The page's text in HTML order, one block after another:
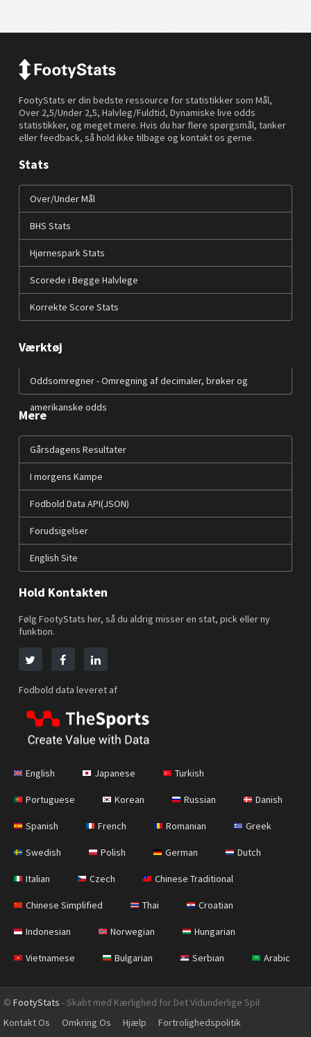
FootyStats er din bedste ressource for statistikker som Mål,
Over 2,5/Under 2,5, Halvleg/Fuldtid, Dynamiske live odds
statistikker, og meget mere. Hvis du har flere spørgsmål, tanker
eller feedback, så hold ikke tilbage og kontakt os gerne.
Stats
Over/Under Mål
BHS Stats
Hjørnespark Stats
Scorede i Begge Halvlege
Korrekte Score Stats
Værktøj
Oddsomregner - Omregning af decimaler, brøker og
amerikanske odds
Mere
Gårsdagens Resultater
I morgens Kampe
Fodbold Data API(JSON)
Forudsigelser
English Site
Hold Kontakten
Følg FootyStats her, så du aldrig misser en stat, pick eller ny
funktion.
Fodbold data leveret af
English Japanese Turkish
Portuguese Korean Russian Danish
Spanish French Romanian Greek
Swedish Polish German Dutch
Italian Czech Chinese Traditional
Chinese Simplified Thai Croatian
Indonesian Norwegian Hungarian
Vietnamese Bulgarian Serbian Arabic
© FootyStats - Skabt med Kærlighed for Det Vidunderlige Spil
Kontakt Os
Omkring Os Hjælp Fortrolighedspolitik